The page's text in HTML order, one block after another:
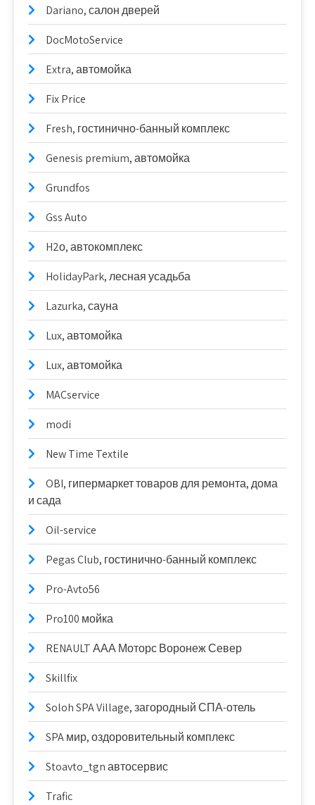
Dariano, салон дверей
DocMotoService
Extra, автомойка
Fix Price
Fresh, гостинично-банный комплекс
Genesis premium, автомойка
Grundfos
Gss Auto
H2о, автокомплекс
HolidayPark, лесная усадьба
Lazurka, сауна
Lux, автомойка
Lux, автомойка
MACservice
modi
New Time Textile
OBI, гипермаркет товаров для ремонта, дома
и сада
Oil-service
Pegas Club, гостинично-банный комплекс
Pro-Avto56
Pro100 мойка
RENAULT ААА Моторс Воронеж Север
Skillfix
Soloh SPA Village, загородный СПА-отель
SPA мир, оздоровительный комплекс
Stoavto_tgn автосервис
Trafic